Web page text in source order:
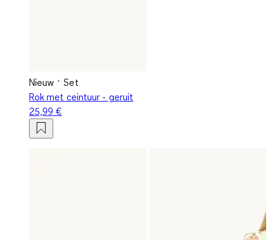
Nieuw
Set
Rok met ceintuur - geruit
25,99 €